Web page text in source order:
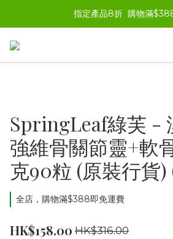
指定產品8折  購物滿
SpringLeaf綠芙 -
強維骨關節靈+軟
克90粒 (原裝行貨)
全店，購物滿$388即免運費
HK$158.00 HK$316.00